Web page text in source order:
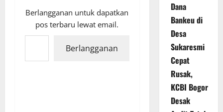
Berlangganan untuk dapatkan
pos terbaru lewat email.
Ketikkan email Anda...
Berlangganan
Dana
Bankeu di
Desa
Sukaresmi
Cepat
Rusak,
KCBI Bogor
Desak